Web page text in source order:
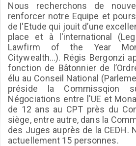
Nous recherchons de
renforcer notre Equipe et
de l'Etude qui jouit d’une
place et à l'international
Lawfirm of the Year
Citywealth...). Régis Bergonzi
fonction de Bâtonnier de
élu au Conseil National
préside la Commissqion
Négociations entre l'UE et
de 12 ans au CPT près du
siège, entre autre, dans la
des Juges auprès de la CEDH.
actuellement 15 personnes.